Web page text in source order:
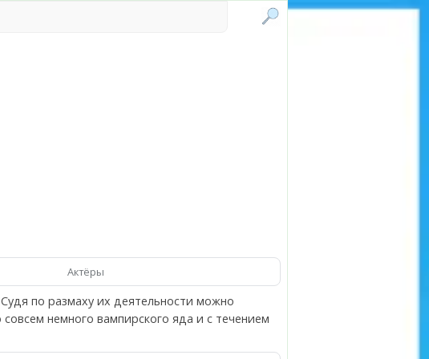
Актёры
по размаху их деятельности можно
немного вампирского яда и с течением